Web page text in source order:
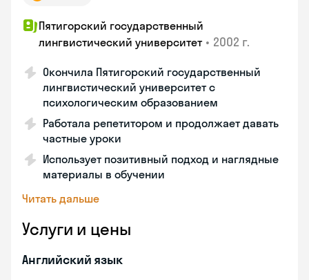
Пятигорский государственный
лингвистический университет • 2002 г.
Окончила Пятигорский государственный
лингвистический университет с
психологическим образованием
Работала репетитором и продолжает давать
частные уроки
Использует позитивный подход и наглядные
материалы в обучении
Читать дальше
Услуги и цены
Английский язык